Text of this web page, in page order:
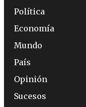
Política
Economía
Mundo
País
Opinión
Sucesos